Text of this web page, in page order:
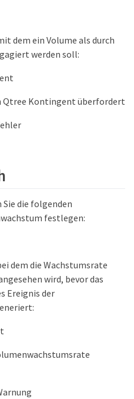
dem ein Volume als durch
werden soll:
Qtree Kontingent überfordert
die folgenden
festlegen:
dem die Wachstumsrate
wird, bevor das
Ereignis der